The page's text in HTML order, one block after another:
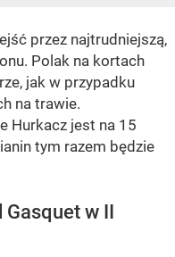
przez najtrudniejszą,
Polak na kortach
jak w przypadku
na trawie.
Hurkacz jest na 15
tym razem będzie
w II